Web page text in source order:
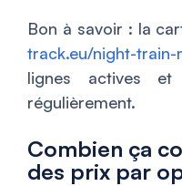
Bon à savoir : la
track.eu/night-train-
lignes actives
régulièrement.
Combien ça
des prix par